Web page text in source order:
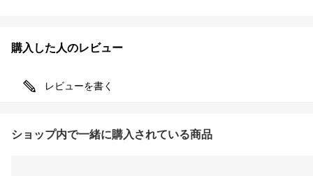
購入した人のレビュー
レビューを書く
ショップ内で一緒に購入されている商品